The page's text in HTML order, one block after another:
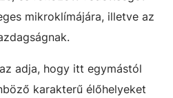
mikroklímájára, illetve az
adja, hogy itt egymástól
karakterű élőhelyeket